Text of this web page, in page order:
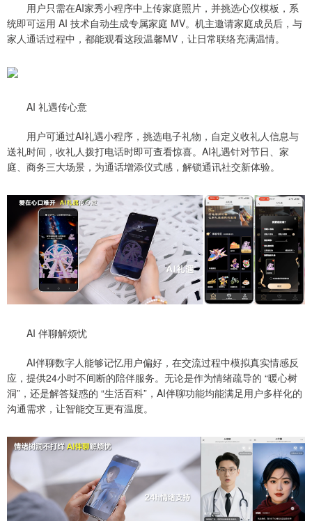
用户只需在AI家秀小程序中上传家庭照片，并挑选心仪模板，系
统即可运用 AI 技术自动生成专属家庭 MV。机主邀请家庭成员后，与
家人通话过程中，都能观看这段温馨MV，让日常联络充满温情。
AI 礼遇传心意
用户可通过AI礼遇小程序，挑选电子礼物，自定义收礼人信息与
送礼时间，收礼人拨打电话时即可查看惊喜。AI礼遇针对节日、家
庭、商务三大场景，为通话增添仪式感，解锁通讯社交新体验。
AI 伴聊解烦忧
AI伴聊数字人能够记忆用户偏好，在交流过程中模拟真实情感反
应，提供24小时不间断的陪伴服务。无论是作为情绪疏导的 “暖心树
洞”，还是解答疑惑的 “生活百科”，AI伴聊功能均能满足用户多样化的
沟通需求，让智能交互更有温度。